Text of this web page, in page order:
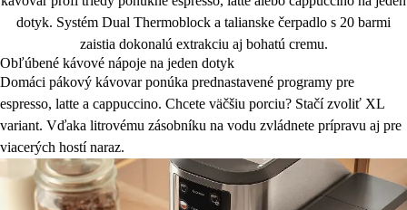
dotyk. Systém Dual Thermoblock a talianske čerpadlo s 20 barmi
zaistia dokonalú extrakciu aj bohatú cremu.
Obľúbené kávové nápoje na jeden dotyk
Domáci pákový kávovar ponúka prednastavené programy pre
espresso, latte a cappuccino. Chcete väčšiu porciu? Stačí zvoliť XL
variant. Vďaka litrovému zásobníku na vodu zvládnete prípravu aj pre
viacerých hostí naraz.